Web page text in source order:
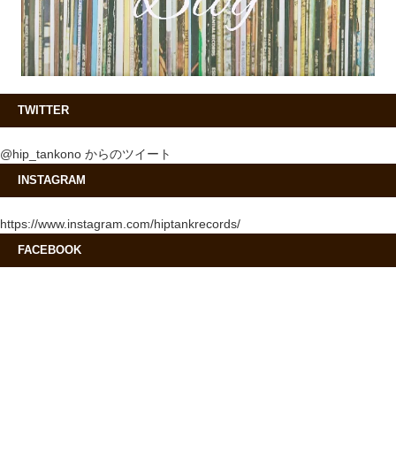
TWITTER
@hip_tankono からのツイート
INSTAGRAM
https://www.instagram.com/hiptankrecords/
FACEBOOK